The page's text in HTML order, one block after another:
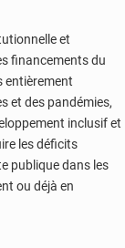
et
financements du
entièrement
et des pandémies,
inclusif et
les déficits
publique dans les
ou déjà en